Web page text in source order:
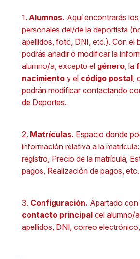
1. Alumnos. Aquí encontrarás
personales del/de la deportista
apellidos, foto, DNI, etc.). Con el
podrás añadir o modificar la
alumno/a, excepto el género, la
nacimiento y el código postal,
podrán modificar contactando
de Deportes.
2. Matrículas. Espacio donde
información relativa a la
registro, Precio de la matrícula,
pagos, Realización de pagos, etc.
3. Configuración. Apartado con
contacto principal del alumno/
apellidos, DNI, correo